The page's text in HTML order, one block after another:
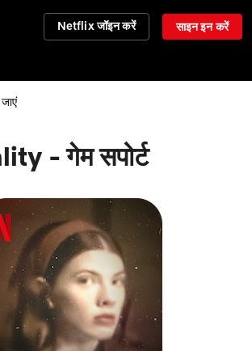
Netflix जॉइन करें साइन इन करें
- गेम सपोर्ट